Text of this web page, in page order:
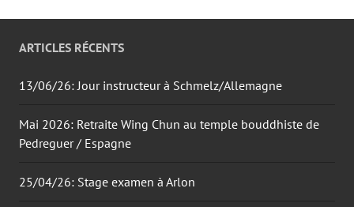
ARTICLES RÉCENTS
13/06/26: Jour instructeur à Schmelz/Allemagne
Mai 2026: Retraite Wing Chun au temple bouddhiste de
Pedreguer / Espagne
25/04/26: Stage examen à Arlon